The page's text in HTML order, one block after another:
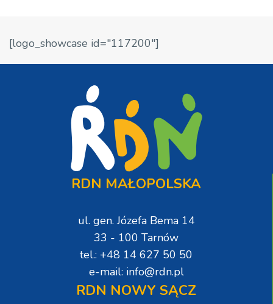
[logo_showcase id="117200"]
RDN MAŁOPOLSKA
ul. gen. Józefa Bema 14
33 - 100 Tarnów
tel.: +48 14 627 50 50
e-mail: info@rdn.pl
RDN NOWY SĄCZ